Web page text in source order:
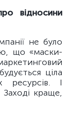
відносини
не було
що «маски-
ціла
ресурсів. І
Заході краще,